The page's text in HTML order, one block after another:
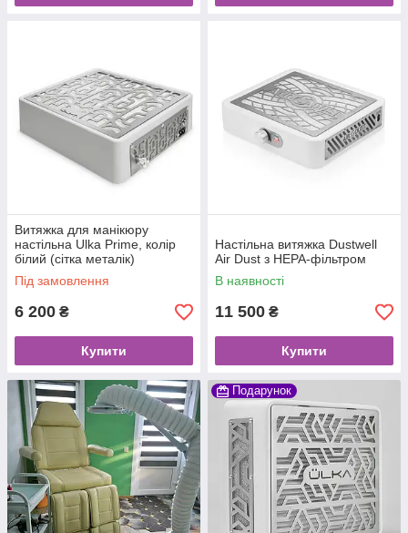
Витяжка для манікюру
настільна Ulka Prime, колір
білий (сітка металік)
Під замовлення
6 200 ₴
Купити
Настільна витяжка Dustwell
Air Dust з HEPA-фільтром
В наявності
11 500 ₴
Купити
Подарунок